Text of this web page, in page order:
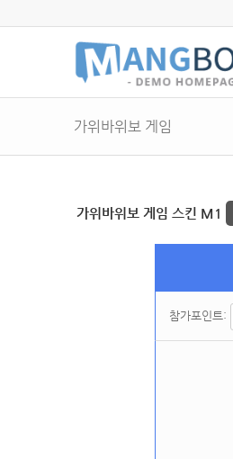
가위바위보 게임
가위바위보 게임 스킨 M1
참가포인트: